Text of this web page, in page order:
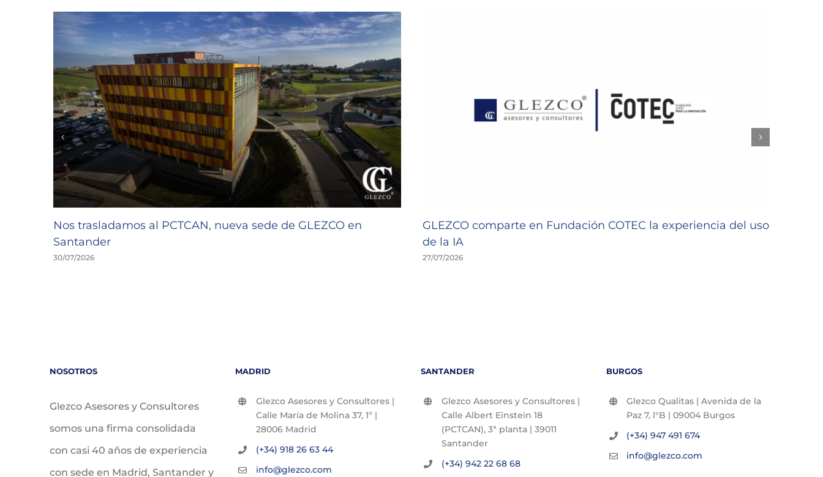
Nos trasladamos al PCTCAN, nueva sede de GLEZCO en
Santander
30/07/2026
GLEZCO comparte en Fundación COTEC la experiencia del uso
de la IA
27/07/2026
NOSOTROS
Glezco Asesores y Consultores
somos una firma consolidada
con casi 40 años de experiencia
con sede en Madrid, Santander y
MADRID
Glezco Asesores y Consultores |
Calle María de Molina 37, 1º |
28006 Madrid
(+34) 918 26 63 44
info@glezco.com
SANTANDER
Glezco Asesores y Consultores |
Calle Albert Einstein 18
(PCTCAN), 3ª planta | 39011
Santander
(+34) 942 22 68 68
BURGOS
Glezco Qualitas | Avenida de la
Paz 7, l°B | 09004 Burgos
(+34) 947 491 674
info@glezco.com